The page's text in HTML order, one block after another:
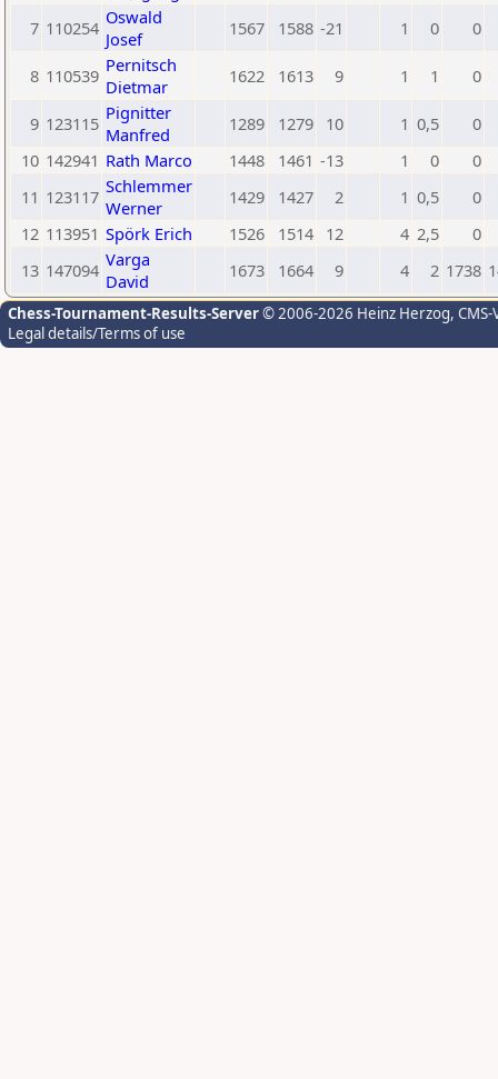
7 110254 Oswald
Josef
1567 1588 -21 1 0 0
8 110539 Pernitsch
Dietmar
1622 1613 9 1 1 0
9 123115 Pignitter
Manfred
1289 1279 10 1 0,5
0
10 142941 Rath Marco 1448 1461 -13 1 0 0
11 123117 Schlemmer
Werner
1429 1427 2 1 0,5
0
12 113951 Spörk Erich 1526 1514 12 4 2,5
0
13 147094 Varga
David
1673 1664 9 4 2 1738
Chess-Tournament-Results-Server© 2006-2026 Heinz Herzog,
Legal details/Terms of use